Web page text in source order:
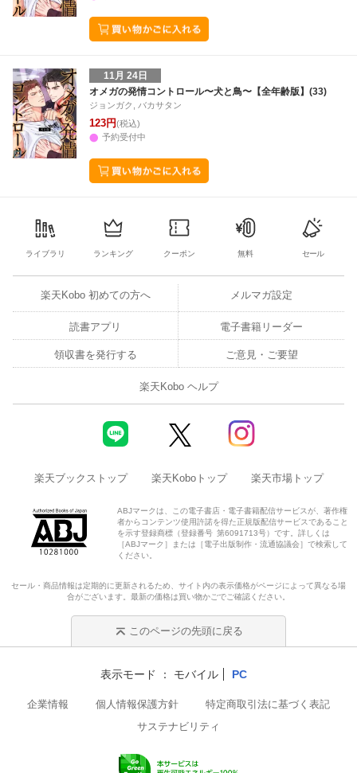
11月 24日
オメガの発情コントロール〜犬と鳥〜【全年齢版】(33)
ジョンガク, バカサタン
123円(税込)
予約受付中
ライブラリ ランキング クーポン 無料 セール
楽天Kobo 初めての方へ メルマガ設定
読書アプリ 電子書籍リーダー
領収書を発行する ご意見・ご要望
楽天Kobo ヘルプ
楽天ブックストップ 楽天Koboトップ 楽天市場トップ
ABJマークは、この電子書店・電子書籍配信サービスが、著作権
者からコンテンツ使用許諾を得た正規版配信サービスであること
を示す登録商標（登録番号 第6091713号）です。詳しくは
［ABJマーク］または［電子出版制作・流通協議会］で検索して
ください。
セール・商品情報は定期的に更新されるため、サイト内の表示価格がページによって異なる場
合がございます。最新の価格は買い物かごでご確認ください。
このページの先頭に戻る
表示モード モバイル PC
企業情報 個人情報保護方針
特定商取引法に基づく表記
サステナビリティ